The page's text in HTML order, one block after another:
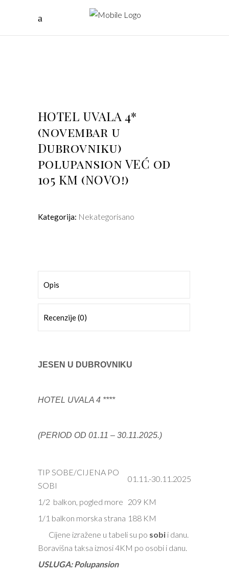
HOTEL UVALA 4*
(novembar u
Dubrovniku)
polupansion VEĆ od
105 KM (NOVO!)
Kategorija: Nekategorisano
Opis
Recenzije (0)
JESEN U DUBROVNIKU
HOTEL UVALA 4 ****
(PERIOD OD 01.11 – 30.11.2025.)
TIP SOBE/CIJENA PO
SOBI
01.11.-30.11.2025
1/2 balkon, pogled more 209 KM
1/1 balkon morska strana 188 KM
Cijene izražene u tabeli su po sobi i danu.
Boravišna taksa iznosi 4KM po osobi i danu.
USLUGA: Polupansion